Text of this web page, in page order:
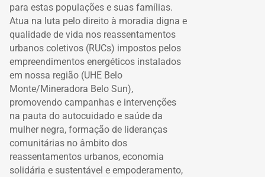
para estas populações e suas famílias.
Atua na luta pelo direito à moradia digna e
qualidade de vida nos reassentamentos
urbanos coletivos (RUCs) impostos pelos
empreendimentos energéticos instalados
em nossa região (UHE Belo
Monte/Mineradora Belo Sun),
promovendo campanhas e intervenções
na pauta do autocuidado e saúde da
mulher negra, formação de lideranças
comunitárias no âmbito dos
reassentamentos urbanos, economia
solidária e sustentável e empoderamento,